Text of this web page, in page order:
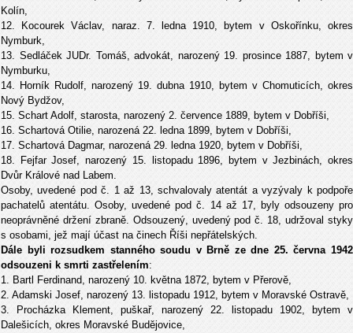
Kolín,
12. Kocourek Václav, naraz. 7. ledna 1910, bytem v Oskořínku, okres
Nymburk,
13. Sedláček JUDr. Tomáš, advokát, narozený 19. prosince 1887, bytem v
Nymburku,
14. Horník Rudolf, narozený 19. dubna 1910, bytem v Chomuticích, okres
Nový Bydžov,
15. Schart Adolf, starosta, narozený 2. července 1889, bytem v Dobříši,
16. Schartová Otilie, narozená 22. ledna 1899, bytem v Dobříši,
17. Schartová Dagmar, narozená 29. ledna 1920, bytem v Dobříši,
18. Fejfar Josef, narozený 15. listopadu 1896, bytem v Jezbinách, okres
Dvůr Králové nad Labem.
Osoby, uvedené pod č. 1 až 13, schvalovaly atentát a vyzývaly k podpoře
pachatelů atentátu. Osoby, uvedené pod č. 14 až 17, byly odsouzeny pro
neoprávněné držení zbraně. Odsouzený, uvedený pod č. 18, udržoval styky
s osobami, jež mají účast na činech Říši nepřátelských.
Dále byli rozsudkem stanného soudu v Brně ze dne 25. června 1942
odsouzeni k smrti zastřelením:
1. Bartl Ferdinand, narozený 10. května 1872, bytem v Přerově,
2. Adamski Josef, narozený 13. listopadu 1912, bytem v Moravské Ostravě,
3. Procházka Klement, puškař, narozený 22. listopadu 1902, bytem v
Dalešicích, okres Moravské Budějovice,